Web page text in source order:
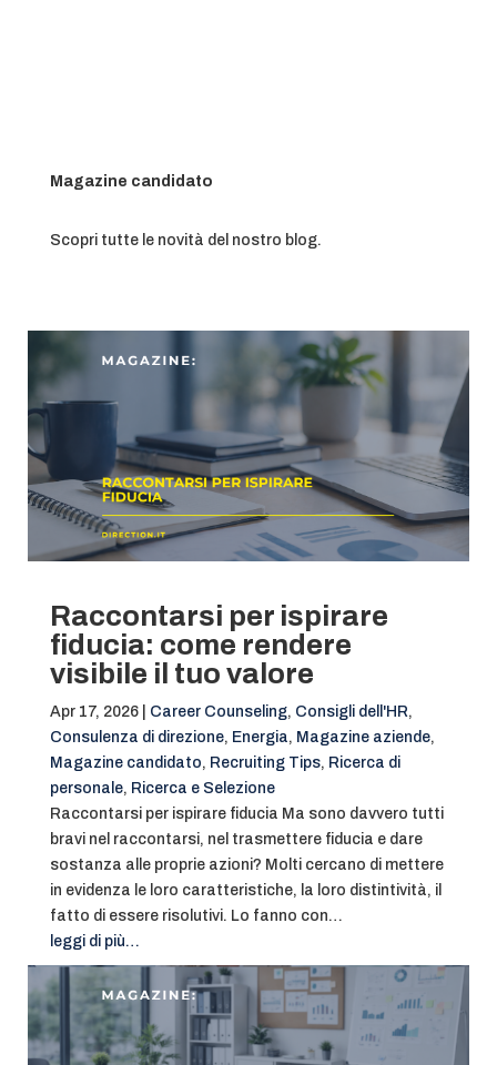
Magazine candidato
Scopri tutte le novità del nostro blog.
Raccontarsi per ispirare
fiducia: come rendere
visibile il tuo valore
Apr 17, 2026| Career Counseling, Consigli dell'HR,
Consulenza di direzione, Energia, Magazine aziende,
Magazine candidato, Recruiting Tips, Ricerca di
personale, Ricerca e Selezione
Raccontarsi per ispirare fiducia Ma sono davvero tutti
bravi nel raccontarsi, nel trasmettere fiducia e dare
sostanza alle proprie azioni? Molti cercano di mettere
in evidenza le loro caratteristiche, la loro distintività, il
fatto di essere risolutivi. Lo fanno con…
leggi di più…